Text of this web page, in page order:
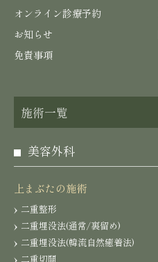
オンライン診療予約
お知らせ
免責事項
施術一覧
美容外科
上まぶたの施術
二重整形
二重埋没法(通常/裏留め)
二重埋没法(韓流自然癒着法)
二重切開